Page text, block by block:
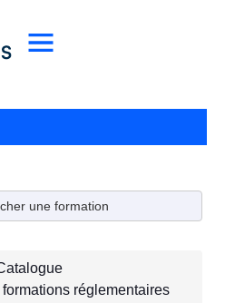
une formation
réglementaires